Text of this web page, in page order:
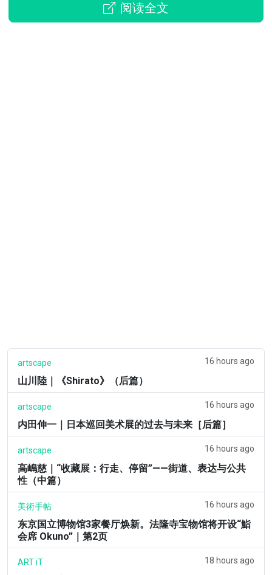
阅读全文
artscape 16 hours ago
山川陸｜《Shirato》（后篇）
artscape 16 hours ago
内田伸一｜日本巡回美术展的过去与未来［后篇］
artscape 16 hours ago
高嶋慈｜“收藏展：行走、停留”——街道、表达与公共
性（中篇）
美術手帖 16 hours ago
东京国立博物馆3家餐厅焕新。法隆寺宝物馆将开设“鮨
会席 Okuno”｜第2页
ART iT 18 hours ago